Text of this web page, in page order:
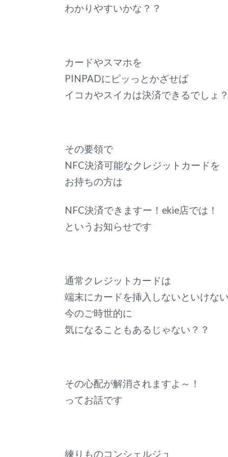
わかりやすいかな？？
カードやスマホを
PINPADにピッっとかざせば
イコカやスイカは決済できるでしょ
その要領で
NFC決済可能なクレジットカードを
お持ちの方は
NFC決済できますー！ekie店では！
というお知らせです
通常クレジットカードは
端末にカードを挿入しないといけな
今のご時世的に
気になることもあるじゃない？？
その心配が解消されますよ～！
ってお話です
練りものコンシェルジュ